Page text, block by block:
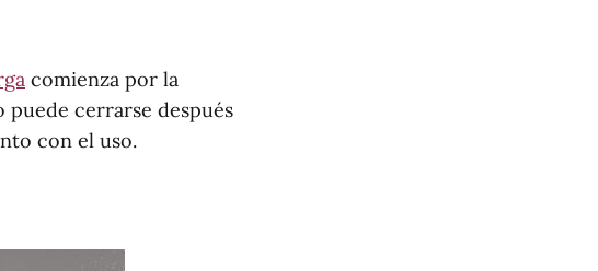
comienza por la
cerrarse después
con el uso.